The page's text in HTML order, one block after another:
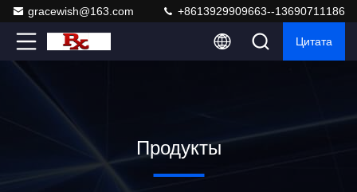
gracewish@163.com +8613929909663--13690711186
Цитата
Продукты